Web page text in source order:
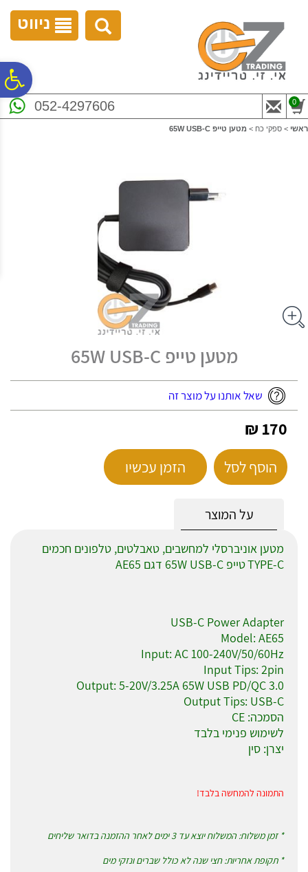
נגישות
ניווט
052-4297606 0
ראשי > ספקי כח > מטען ‏טייפ 65W USB-C
מטען ‏טייפ 65W USB-C
שאל אותנו על מוצר זה
170 ₪
הוסף לסל הזמן עכשיו
על המוצר
מטען אוניברסלי למחשבים, טאבלטים, טלפונים חכמים
TYPE-C‏טייפ 65W USB-C דגם AE65
USB-C Power Adapter
Model: AE65
Input: AC 100-240V/50/60Hz
Input Tips: 2pin
Output: 5-20V/3.25A 65W USB PD/QC 3.0
Output Tips: USB-C
הסמכה: CE
לשימוש פנימי בלבד
יצרן: סין
התמונה להמחשה בלבד!
* זמן משלוח: המשלוח יוצא עד 3 ימים לאחר ההזמנה בדואר שליחים
* תקופת אחריות: חצי שנה לא כולל שברים ונזקי מים